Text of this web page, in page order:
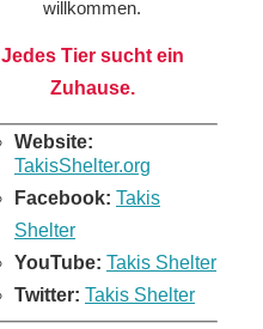
willkommen.
Jedes Tier sucht ein
Zuhause.
Website:
TakisShelter.org
Facebook: Takis
Shelter
YouTube: Takis Shelter
Twitter: Takis Shelter